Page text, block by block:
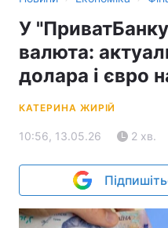
У
валюта:
долара і євро
КАТЕРИНА ЖИРІЙ
10:56, 13.05.26 2 хв.